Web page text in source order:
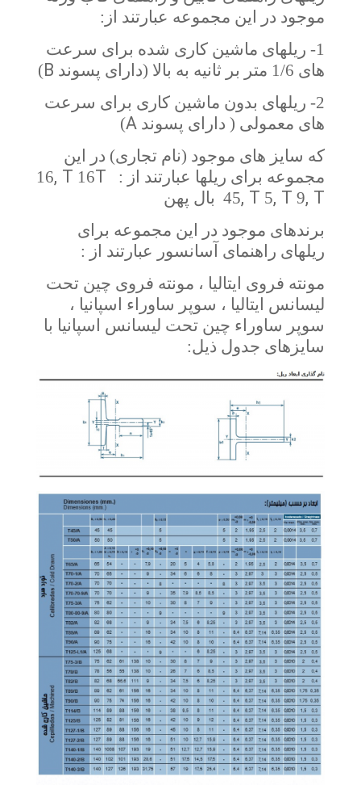
موجود در این مجموعه عبارتند از:
1- ریلهای ماشین کاری شده برای سرعت
های 1/6 متر بر ثانیه به بالا (دارای پسوند
B
)
2- ریلهای بدون ماشین کاری برای سرعت
های معمولی ( دارای پسوند A
)
که سایز های موجود (نام تجاری) در این
مجموعه برای ریلها عبارتند از : T
16
, T
16
, T
9
, T
5
, T45 بال پهن
برندهای موجود در این مجموعه برای
ریلهای راهنمای آسانسور عبارتند از :
مونته فروی ایتالیا ، مونته فروی چین تحت
لیسانس ایتالیا ، سوپر ساوراء اسپانیا ،
سوپر ساوراء چین تحت لیسانس اسپانیا با
سایزهای جدول ذیل: